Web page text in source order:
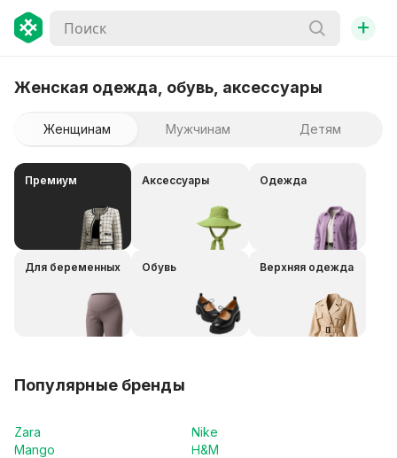
+
Женская одежда, обувь, аксессуары
Женщинам Мужчинам Детям
Премиум Аксессуары Одежда
Для беременных Обувь Верхняя одежда
Популярные бренды
Zara
Nike
Mango
H&M